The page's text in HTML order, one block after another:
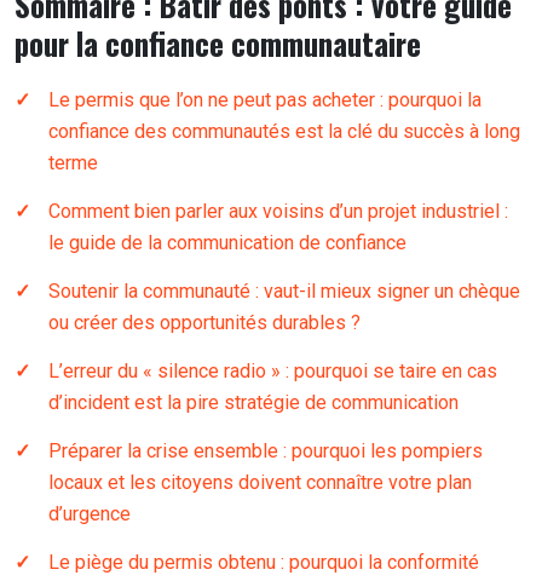
pour la confiance communautaire
Le permis que l’on ne peut pas acheter : pourquoi la
confiance des communautés est la clé du succès à long
terme
Comment bien parler aux voisins d’un projet industriel :
le guide de la communication de confiance
Soutenir la communauté : vaut-il mieux signer un chèque
ou créer des opportunités durables ?
L’erreur du « silence radio » : pourquoi se taire en cas
d’incident est la pire stratégie de communication
Préparer la crise ensemble : pourquoi les pompiers
locaux et les citoyens doivent connaître votre plan
d’urgence
Le piège du permis obtenu : pourquoi la conformité